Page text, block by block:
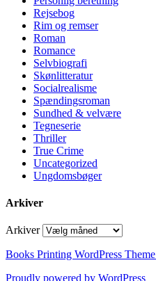
Rejsebog
Rim og remser
Roman
Romance
Selvbiografi
Skønlitteratur
Socialrealisme
Spændingsroman
Sundhed & velvære
Tegneserie
Thriller
True Crime
Uncategorized
Ungdomsbøger
Arkiver
Arkiver
Books Printing WordPress Theme
Proudly powered by WordPress